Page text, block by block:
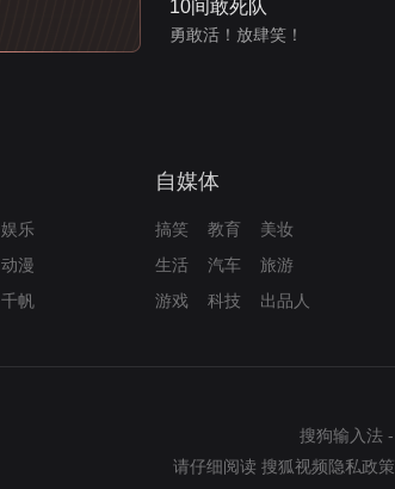
10间敢死队
勇敢活！放肆笑！
娱乐
动漫
千帆
自媒体
搞笑 教育
美妆
生活
汽车
旅游
游戏
科技 出品人
搜狗输入法 -
请仔细阅读 搜狐视频隐私政策